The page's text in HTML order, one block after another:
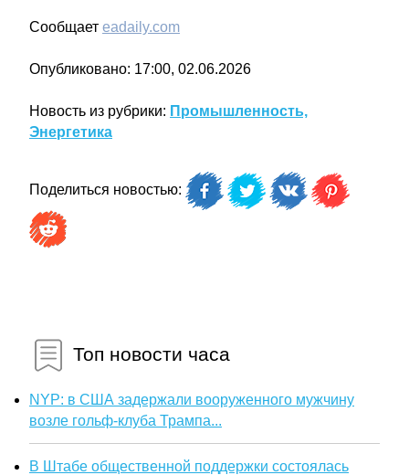
Сообщает eadaily.com
Опубликовано: 17:00, 02.06.2026
Новость из рубрики: Промышленность,
Энергетика
Поделиться новостью:
Топ новости часа
NYP: в США задержали вооруженного мужчину
возле гольф-клуба Трампа...
В Штабе общественной поддержки состоялась